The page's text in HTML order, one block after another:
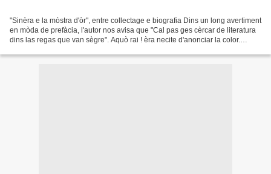
"Sinèra e la mòstra d'òr", entre collectage e biografia Dins un long avertiment
en mòda de prefàcia, l'autor nos avisa que "Cal pas ges cèrcar de literatura
dins las regas que van sègre". Aquò rai ! èra necite d'anonciar la color.